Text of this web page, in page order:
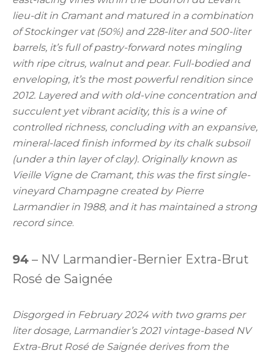
lieu-dit in Cramant and matured in a combination
of Stockinger vat (50%) and 228-liter and 500-liter
barrels, it’s full of pastry-forward notes mingling
with ripe citrus, walnut and pear. Full-bodied and
enveloping, it’s the most powerful rendition since
2012. Layered and with old-vine concentration and
succulent yet vibrant acidity, this is a wine of
controlled richness, concluding with an expansive,
mineral-laced finish informed by its chalk subsoil
(under a thin layer of clay). Originally known as
Vieille Vigne de Cramant, this was the first single-
vineyard Champagne created by Pierre
Larmandier in 1988, and it has maintained a strong
record since.
94 – NV Larmandier-Bernier Extra-Brut
Rosé de Saignée
Disgorged in February 2024 with two grams per
liter dosage, Larmandier’s 2021 vintage-based NV
Extra-Brut Rosé de Saignée derives from the